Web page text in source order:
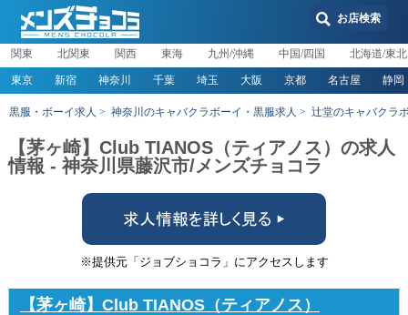
お店検索
関東 北関東 関西 東海 九州/沖縄 中国/四国 北海道/東北
東京 新宿 神奈川 千葉 埼玉 大阪 京都 名古屋 静岡
黒服・ボーイ求人 神奈川のキャバクラボーイ・黒服求人 辻堂のキャバクラ
【茅ヶ崎】Club TIANOS（ティアノス）の求人
情報 - 神奈川県藤沢市/メンズチョコラ
※提供元「ジョブショコラ」にアクセスします
【茅ヶ崎】Club TIANOS（ティアノス）